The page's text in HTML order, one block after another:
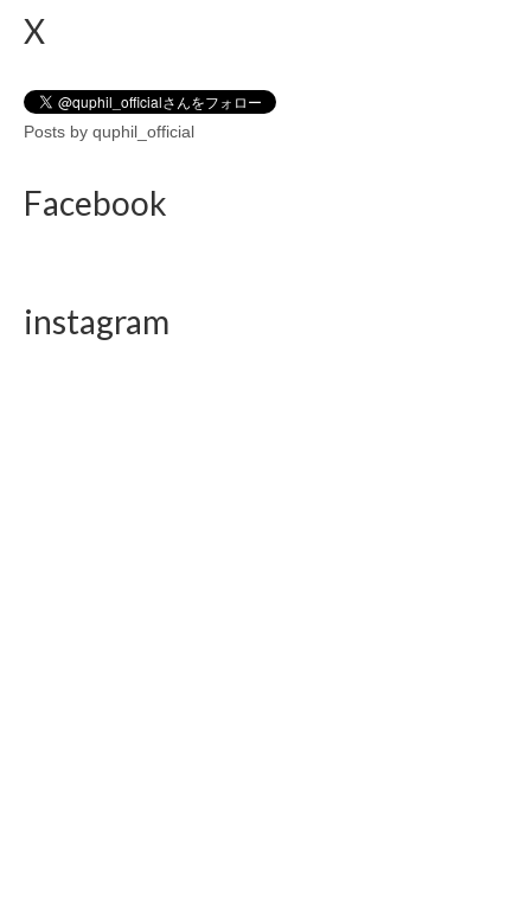
X
Posts by quphil_official
Facebook
instagram